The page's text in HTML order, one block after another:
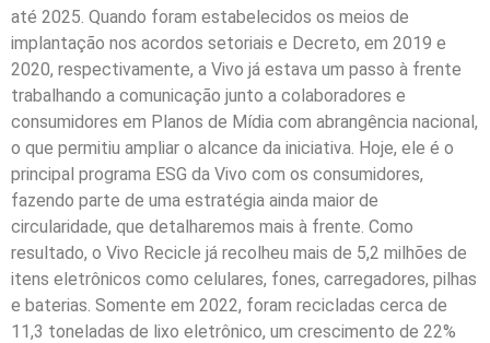
até 2025. Quando foram estabelecidos os meios de
implantação nos acordos setoriais e Decreto, em 2019 e
2020, respectivamente, a Vivo já estava um passo à frente
trabalhando a comunicação junto a colaboradores e
consumidores em Planos de Mídia com abrangência nacional,
o que permitiu ampliar o alcance da iniciativa. Hoje, ele é o
principal programa ESG da Vivo com os consumidores,
fazendo parte de uma estratégia ainda maior de
circularidade, que detalharemos mais à frente. Como
resultado, o Vivo Recicle já recolheu mais de 5,2 milhões de
itens eletrônicos como celulares, fones, carregadores, pilhas
e baterias. Somente em 2022, foram recicladas cerca de
11,3 toneladas de lixo eletrônico, um crescimento de 22%